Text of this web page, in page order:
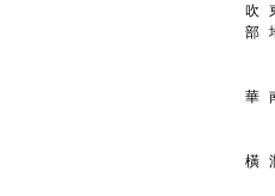
吹
部
華
橫